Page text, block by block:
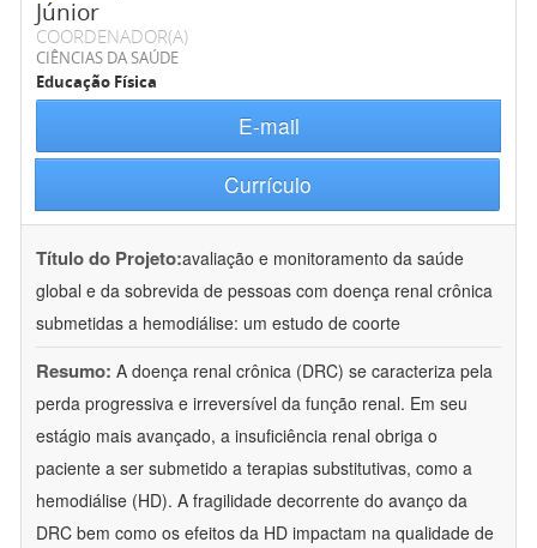
Júnior
COORDENADOR(A)
CIÊNCIAS DA SAÚDE
Educação Física
E-mail
Currículo
Título do Projeto:avaliação e monitoramento da saúde
global e da sobrevida de pessoas com doença renal crônica
submetidas a hemodiálise: um estudo de coorte
Resumo: A doença renal crônica (DRC) se caracteriza pela
perda progressiva e irreversível da função renal. Em seu
estágio mais avançado, a insuficiência renal obriga o
paciente a ser submetido a terapias substitutivas, como a
hemodiálise (HD). A fragilidade decorrente do avanço da
DRC bem como os efeitos da HD impactam na qualidade de